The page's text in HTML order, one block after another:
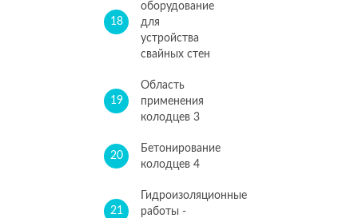
18
оборудование
для
устройства
свайных стен
19
Область
применения
колодцев 3
20
Бетонирование
колодцев 4
21
Гидроизоляционные
работы -